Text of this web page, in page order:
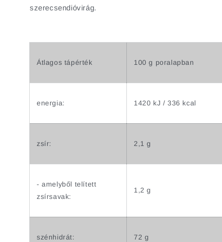
szerecsendióvirág.
Átlagos tápérték 100 g poralapban
energia: 1420 kJ / 336 kcal
zsír: 2,1 g
- amelyből telített
zsírsavak:
1,2 g
szénhidrát: 72 g